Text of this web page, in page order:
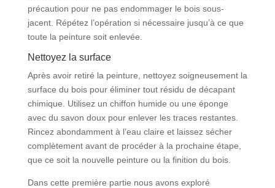
précaution pour ne pas endommager le bois sous-
jacent. Répétez l’opération si nécessaire jusqu’à ce que
toute la peinture soit enlevée.
Nettoyez la surface
Après avoir retiré la peinture, nettoyez soigneusement la
surface du bois pour éliminer tout résidu de décapant
chimique. Utilisez un chiffon humide ou une éponge
avec du savon doux pour enlever les traces restantes.
Rincez abondamment à l’eau claire et laissez sécher
complètement avant de procéder à la prochaine étape,
que ce soit la nouvelle peinture ou la finition du bois.
Dans cette première partie nous avons exploré